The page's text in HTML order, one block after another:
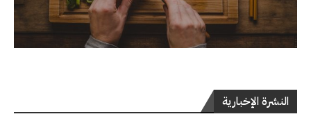
النشرة الإخبارية